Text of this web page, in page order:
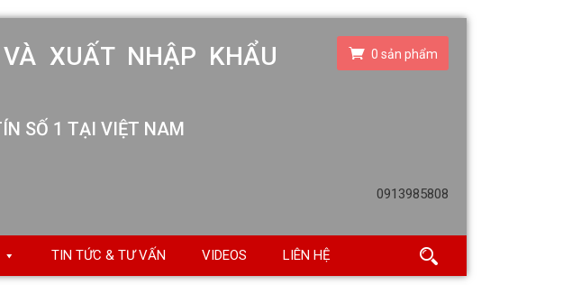
XUẤT NHẬP KHẨU
SỐ 1 TẠI VIỆT NAM
0 sản phẩm
0913985808
TIN TỨC & TƯ VẤN VIDEOS LIÊN HỆ